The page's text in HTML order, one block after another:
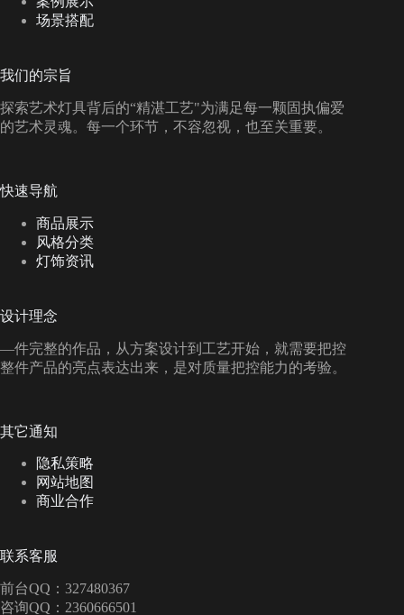
场景搭配
我们的宗旨
探索艺术灯具背后的“精湛工艺"为满足每一颗固执偏爱
的艺术灵魂。每一个环节，不容忽视，也至关重要。
快速导航
商品展示
风格分类
灯饰资讯
设计理念
—件完整的作品，从方案设计到工艺开始，就需要把控
整件产品的亮点表达出来，是对质量把控能力的考验。
其它通知
隐私策略
网站地图
商业合作
联系客服
前台QQ：327480367
咨询QQ：2360666501